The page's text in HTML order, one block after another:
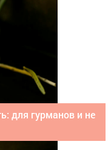
для гурманов и не